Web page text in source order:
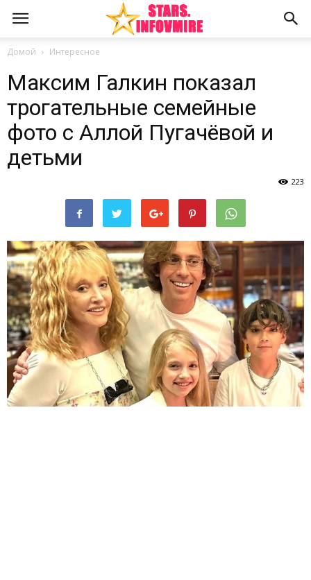
Домой Интересное
Максим Галкин показал
трогательные семейные
фото с Аллой Пугачёвой и
детьми
223